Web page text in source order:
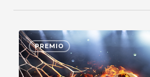
PREMIO 2